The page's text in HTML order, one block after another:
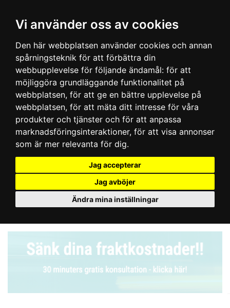
Vi använder oss av cookies
Den här webbplatsen använder cookies och annan
spårningsteknik för att förbättra din
webbupplevelse för följande ändamål: för att
möjliggöra grundläggande funktionalitet på
webbplatsen, för att ge en bättre upplevelse på
webbplatsen, för att mäta ditt intresse för våra
produkter och tjänster och för att anpassa
marknadsföringsinteraktioner, för att visa annonser
som är mer relevanta för dig.
Jag accepterar
Jag avböjer
Ändra mina inställningar